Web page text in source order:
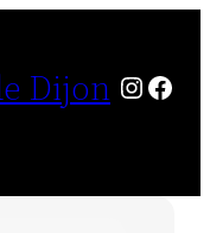
Dijon